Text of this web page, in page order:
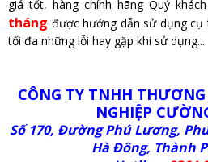
giá tốt, hàng chính hãng Quý
tháng được hướng dẫn sử dụng cụ
tối đa những lỗi hay gặp khi sử dụng....
CÔNG TY TNHH
NGHIỆP
Số 170, Đường Phú Lương,
Hà Đông, Thành